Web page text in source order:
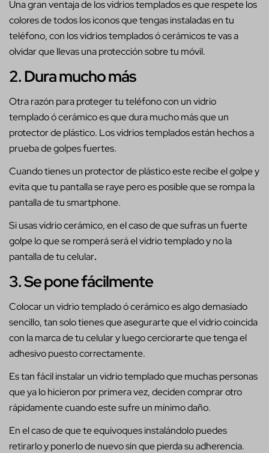
Una gran ventaja de los vidrios templados es que respete los
colores de todos los iconos que tengas instaladas en tu
teléfono, con los vidrios templados ó cerámicos te vas a
olvidar que llevas una protección sobre tu móvil.
2. Dura mucho más
Otra razón para proteger tu teléfono con un vidrio
templado ó cerámico es que dura mucho más que un
protector de plástico. Los vidrios templados están hechos a
prueba de golpes fuertes.
Cuando tienes un protector de plástico este recibe el golpe y
evita que tu pantalla se raye pero es posible que se rompa la
pantalla de tu smartphone.
Si usas vidrio cerámico, en el caso de que sufras un fuerte
golpe lo que se romperá será el vidrio templado y no la
pantalla de tu celular.
3. Se pone fácilmente
Colocar un vidrio templado ó cerámico es algo demasiado
sencillo, tan solo tienes que asegurarte que el vidrio coincida
con la marca de tu celular y luego cerciorarte que tenga el
adhesivo puesto correctamente.
Es tan fácil instalar un vidrio templado que muchas personas
que ya lo hicieron por primera vez, deciden comprar otro
rápidamente cuando este sufre un mínimo daño.
En el caso de que te equivoques instalándolo puedes
retirarlo y ponerlo de nuevo sin que pierda su adherencia.